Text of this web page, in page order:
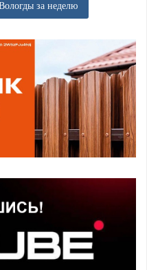
за неделю